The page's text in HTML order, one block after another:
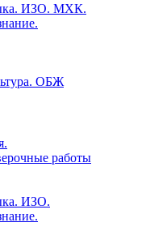
ИЗО. МХК.
ОБЖ
работы
ИЗО.